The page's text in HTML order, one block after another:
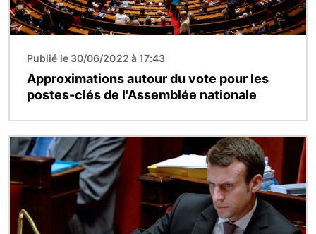
Publié le 30/06/2022 à 17:43
Approximations autour du vote pour les
postes-clés de l'Assemblée nationale
Image